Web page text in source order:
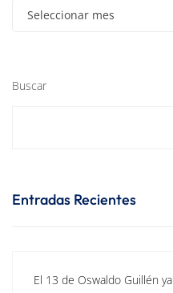
Seleccionar mes
Buscar
Entradas Recientes
El 13 de Oswaldo Guillén